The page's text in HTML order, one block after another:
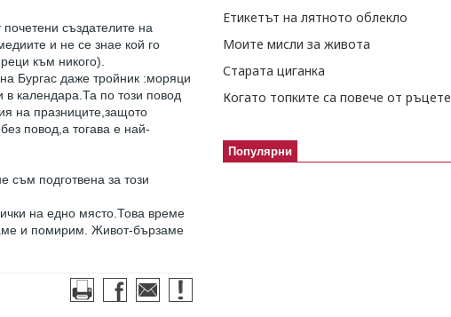
създателите на
и не се знае кой го
към никого).
Бургас даже тройник :моряци
в календара.Та по този повод
на празниците,защото
повод,а тогава е най-
съм подготвена за този
на едно място.Това време
и помирим. Живот-бързаме
Етикетът на лятното облекло
Моите мисли за живота
Старата циганка
Когато топките са повече от ръцете
Популярни